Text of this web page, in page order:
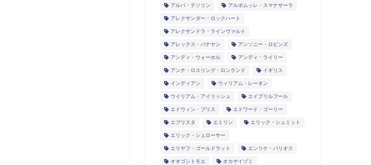
アルパ・テソリン アルボムッレ・スマナサーラ
アレクサンダー・ロックハート
アレクサンドラ・ラインヴァルト
アレックス・バナヤン アンソニー・ロビンズ
アンディ・ウォーホル アンディ・ライリー
アンナ・ロスリング・ロンランド イギリス
インディアン ウィリアム・レーネン
ウイリアム・アイリッシュ エイプリルフール
エドウィン・ブリス エドワード・ゴーリー
エブリスタ エミリン エリック・シュミット
エリック・シュローサー
エリヤフ・ゴールドラット エンリケ・バリオス
オオゴシトモエ オカヤイヅミ